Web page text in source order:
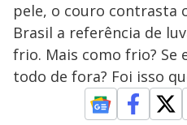
pele, o couro contrasta
Brasil a referência de
frio. Mais como frio? Se
todo de fora? Foi isso